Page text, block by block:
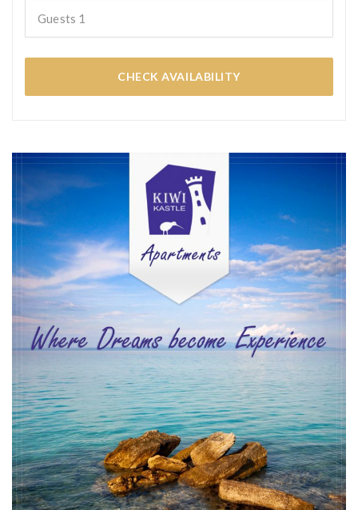
Guests 1
CHECK AVAILABILITY